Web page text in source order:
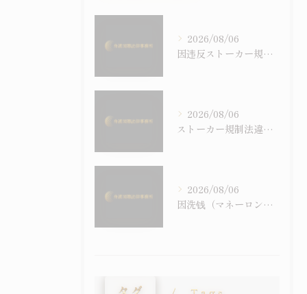
2026/08/06
因违反ストーカー規制法（跟踪骚扰）被逮捕后会怎样——程序流程、刑罚与通过示谈争取不起诉
2026/08/06
ストーカー規制法違反で逮捕されたらどうなる？逮捕後の流れ・罰則・示談による不起訴の可能性
2026/08/06
因洗钱（マネーロンダリング）・地下钱庄被逮捕时——犯罪收益相关犯罪与外国人的在留风险